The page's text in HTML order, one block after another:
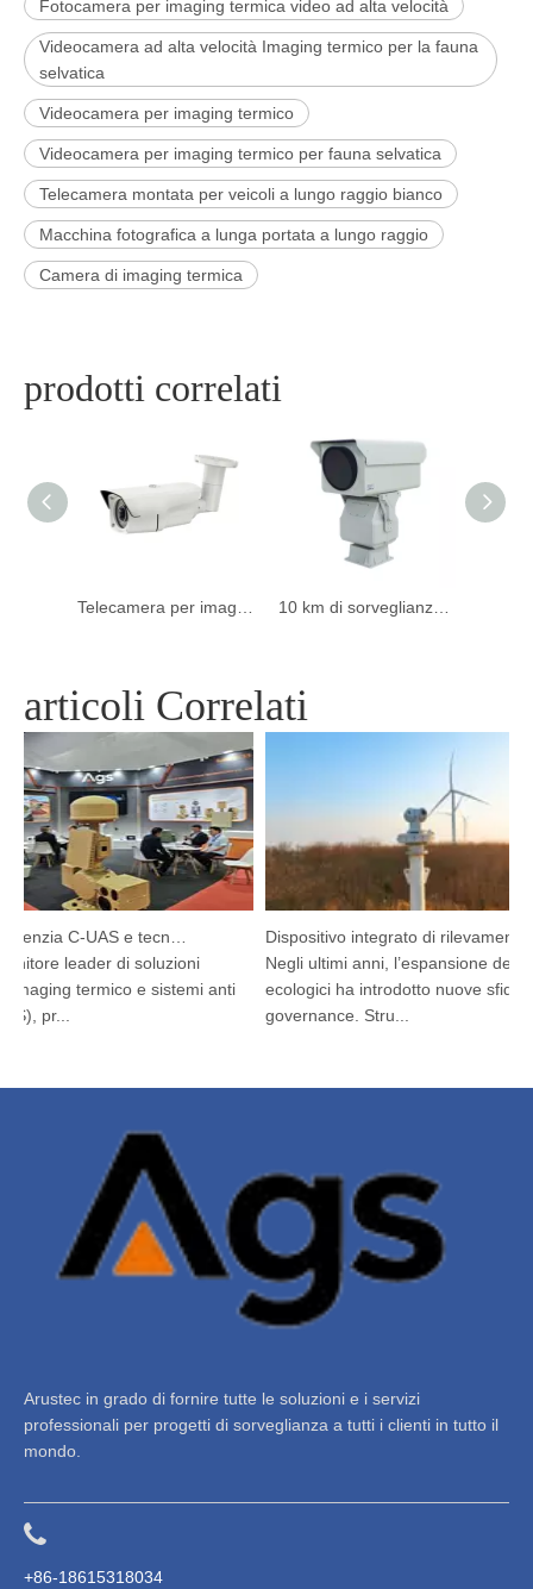
Fotocamera per imaging termica video ad alta velocità
Videocamera ad alta velocità Imaging termico per la fauna
selvatica
Videocamera per imaging termico
Videocamera per imaging termico per fauna selvatica
Telecamera montata per veicoli a lungo raggio bianco
Macchina fotografica a lunga portata a lungo raggio
Camera di imaging termica
prodotti correlati
articoli Correlati
Argustec evidenzia C-UAS e tecnologia termica all'avanguardia a Kuala Lumpur
leader di soluzioni
termico e sistemi anti
pr...
Dispositivo integrato di rilevamento e tracciamento HP-PRS: una visione panoramica per la protezione degli uccelli
Negli ultimi anni, l’espansione dei
ecologici ha introdotto nuove sfide di
governance. Stru...
Arustec in grado di fornire tutte le soluzioni e i servizi
professionali per progetti di sorveglianza a tutti i clienti in tutto il
mondo.
+86-18615318034